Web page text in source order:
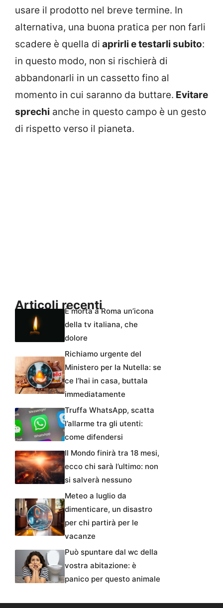
usare il prodotto nel breve termine. In
alternativa, una buona pratica per non farli
scadere è quella di aprirli e testarli subito:
in questo modo, non si rischierà di
abbandonarli in un cassetto fino al
momento in cui saranno da buttare. Evitare
sprechi anche in questo campo è un gesto
di rispetto verso il pianeta.
Articoli recentiÈ morta a Roma un’icona
della tv italiana, che
dolore
Richiamo urgente del
Ministero per la Nutella: se
ce l’hai in casa, buttala
immediatamente
Truffa WhatsApp, scatta
l’allarme tra gli utenti:
come difendersi
Il Mondo finirà tra 18 mesi,
ecco chi sarà l’ultimo: non
si salverà nessuno
Meteo a luglio da
dimenticare, un disastro
per chi partirà per le
vacanze
Può spuntare dal wc della
vostra abitazione: è
panico per questo animale